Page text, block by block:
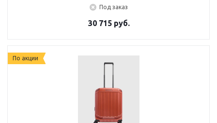
Под заказ
30 715 руб.
По акции